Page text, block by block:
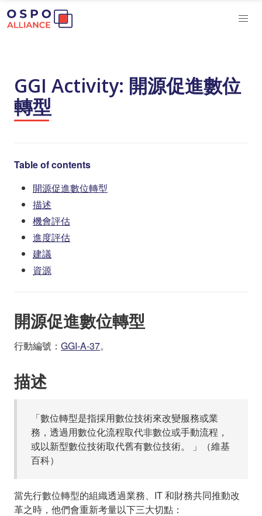
GGI Activity: 開源促進數位
轉型
Table of contents
開源促進數位轉型
描述
機會評估
進度評估
建議
資源
開源促進數位轉型
行動編號： GGI-A-37。
描述
「數位轉型是指採用數位技術來改變服務或業
務，透過用數位化流程取代非數位或手動流程，
或以新型數位技術取代舊有數位技術。 」（維基
百科）
當先行數位轉型的組織透過業務、IT 和財務共同推動改
革之時，他們會重新考量以下三大切點：